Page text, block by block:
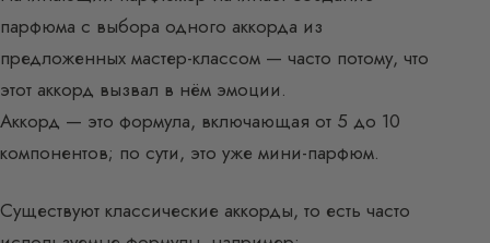
парфюма с выбора одного аккорда из
предложенных мастер-классом — часто потому, что
этот аккорд вызвал в нём эмоции.
Аккорд — это формула, включающая от 5 до 10
компонентов; по сути, это уже мини-парфюм.
Существуют классические аккорды, то есть часто